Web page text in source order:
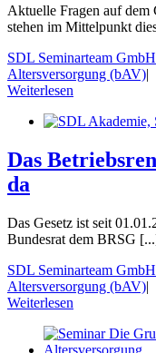
Aktuelle Fragen auf dem
stehen im Mittelpunkt
SDL Seminarteam GmbH
Altersversorgung (bAV)|
Weiterlesen
Das
da
Das Gesetz ist seit
Bundesrat dem BRSG
SDL Seminarteam GmbH
Altersversorgung (bAV)|
Weiterlesen